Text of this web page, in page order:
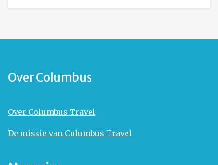
Over Columbus
Over Columbus Travel
De missie van Columbus Travel